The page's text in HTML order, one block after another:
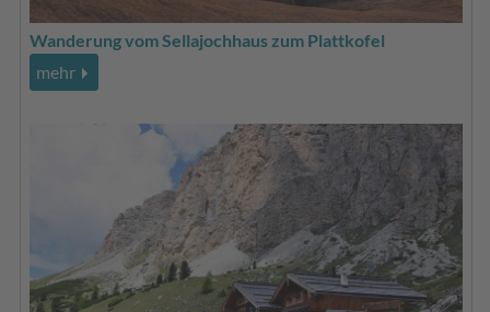
Wanderung vom Sellajochhaus zum Plattkofel
mehr